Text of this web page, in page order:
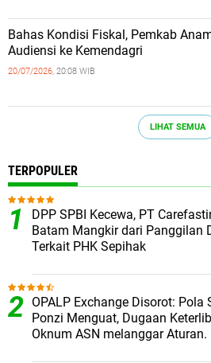
Bahas Kondisi Fiskal, Pemkab
Audiensi ke Kemendagri
20/07/2026, 20:08 WIB
LIHAT SEMUA
TERPOPULER
DPP SPBI Kecewa, PT
Batam Mangkir dari Panggilan
Terkait PHK Sepihak
OPALP Exchange Disorot: Pola
Ponzi Menguat, Dugaan
Oknum ASN melanggar Aturan.